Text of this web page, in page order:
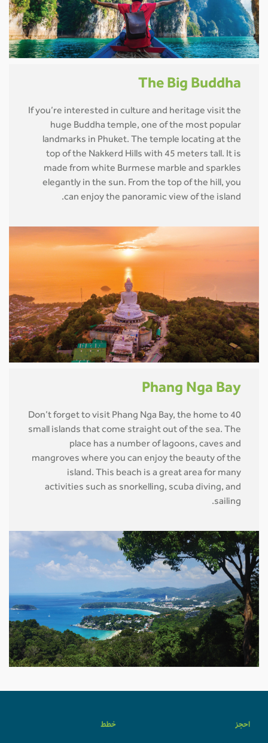
The Big Buddha
If you’re interested in culture and heritage visit the
huge Buddha temple, one of the most popular
landmarks in Phuket. The temple locating at the
top of the Nakkerd Hills with 45 meters tall. It is
made from white Burmese marble and sparkles
elegantly in the sun. From the top of the hill, you
can enjoy the panoramic view of the island.
Phang Nga Bay
Don’t forget to visit Phang Nga Bay, the home to 40
small islands that come straight out of the sea. The
place has a number of lagoons, caves and
mangroves where you can enjoy the beauty of the
island. This beach is a great area for many
activities such as snorkelling, scuba diving, and
sailing.
احجز خطط